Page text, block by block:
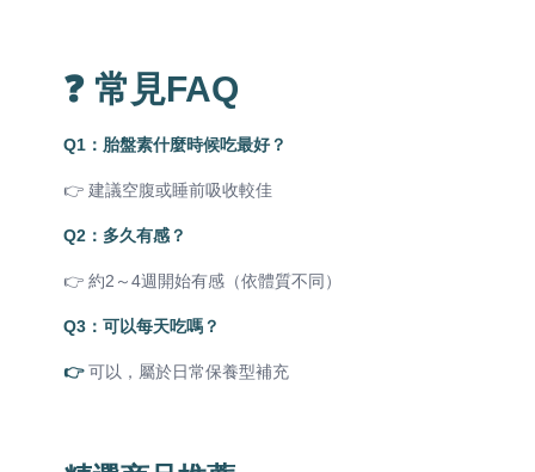
❓ 常見FAQ
Q1：胎盤素什麼時候吃最好？
👉 建議空腹或睡前吸收較佳
Q2：多久有感？
👉 約2～4週開始有感（依體質不同）
Q3：可以每天吃嗎？
👉可以，屬於日常保養型補充